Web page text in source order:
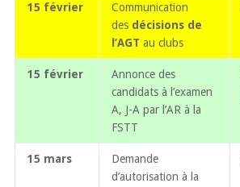
15 février
Communication
des décisions de
l’AGT au clubs
15 février
Annonce des
candidats à l’examen
A, J-A par l’AR à la
FSTT
15 mars
Demande
d’autorisation à la